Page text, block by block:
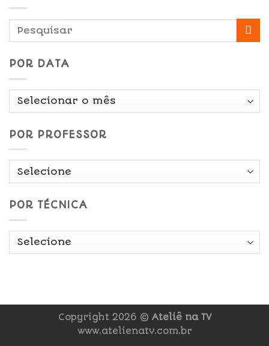
POR DATA
Por
POR PROFESSOR
POR TÉCNICA
Copyright 2026 © Ateliê na TV
www.atelienatv.com.br